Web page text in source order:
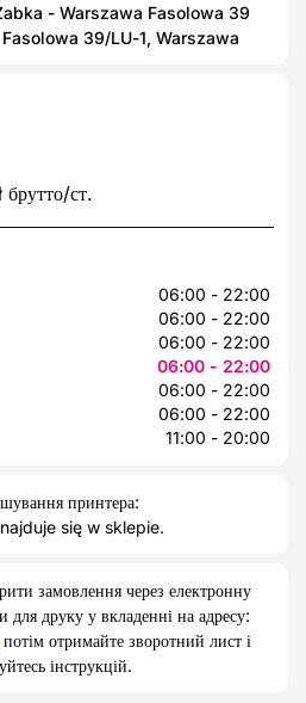
- Warszawa Fasolowa 39
Fasolowa 39/LU-1, Warszawa
06:00 - 22:00
06:00 - 22:00
06:00 - 22:00
06:00 - 22:00
06:00 - 22:00
06:00 - 22:00
11:00 - 20:00
ст.
принтера:
się w sklepie.
замовлення через електронну
друку у вкладенні на адресу:
отримайте зворотний лист і
інструкцій.